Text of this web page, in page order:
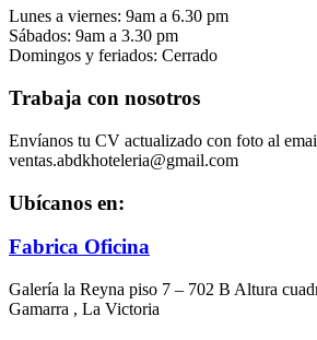
Lunes a viernes: 9am a 6.30 pm
Sábados: 9am a 3.30 pm
Domingos y feriados: Cerrado
Trabaja con nosotros
Envíanos tu CV actualizado con foto al
ventas.abdkhoteleria@gmail.com
Ubícanos en:
Fabrica Oficina
Galería la Reyna piso 7 – 702 B Altura
Gamarra , La Victoria